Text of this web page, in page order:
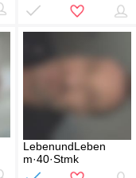
LebenundLeben
m·40·Stmk